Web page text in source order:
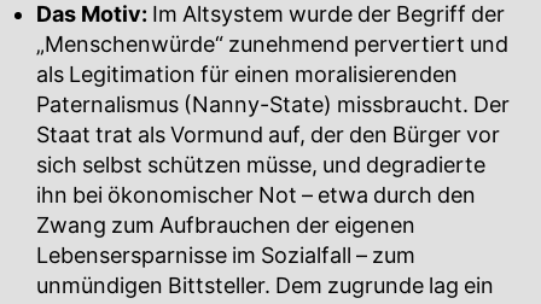
Das Motiv: Im Altsystem wurde der Begriff der
„Menschenwürde“ zunehmend pervertiert und
als Legitimation für einen moralisierenden
Paternalismus (Nanny-State) missbraucht. Der
Staat trat als Vormund auf, der den Bürger vor
sich selbst schützen müsse, und degradierte
ihn bei ökonomischer Not – etwa durch den
Zwang zum Aufbrauchen der eigenen
Lebensersparnisse im Sozialfall – zum
unmündigen Bittsteller. Dem zugrunde lag ein